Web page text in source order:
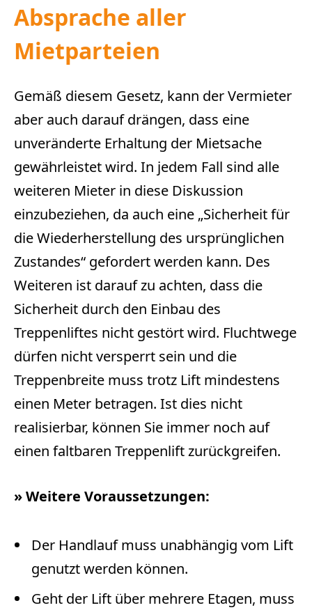
Absprache aller
Mietparteien
Gemäß diesem Gesetz, kann der Vermieter
aber auch darauf drängen, dass eine
unveränderte Erhaltung der Mietsache
gewährleistet wird. In jedem Fall sind alle
weiteren Mieter in diese Diskussion
einzubeziehen, da auch eine „Sicherheit für
die Wiederherstellung des ursprünglichen
Zustandes“ gefordert werden kann. Des
Weiteren ist darauf zu achten, dass die
Sicherheit durch den Einbau des
Treppenliftes nicht gestört wird. Fluchtwege
dürfen nicht versperrt sein und die
Treppenbreite muss trotz Lift mindestens
einen Meter betragen. Ist dies nicht
realisierbar, können Sie immer noch auf
einen faltbaren Treppenlift zurückgreifen.
» Weitere Voraussetzungen:
Der Handlauf muss unabhängig vom Lift
genutzt werden können.
Geht der Lift über mehrere Etagen, muss